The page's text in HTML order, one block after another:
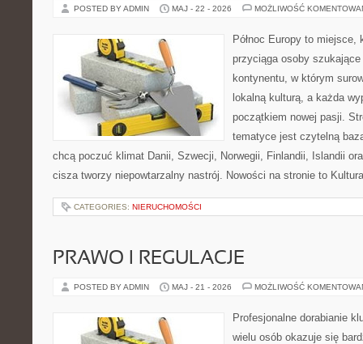
POSTED BY ADMIN MAJ - 22 - 2026 MOŻLIWOŚĆ
Północ Europy to miejsce,
przyciąga osoby
kontynentu, w którym
lokalną kulturą, a każda
początkiem nowej pasji.
tematyce jest czytelną
chcą poczuć klimat Danii, Szwecji, Norwegii, Finlandii, Islandii
cisza tworzy niepowtarzalny nastrój. Nowości na stronie to
CATEGORIES: NIERUCHOMOŚCI
PRAWO I REGULACJE
POSTED BY ADMIN MAJ - 21 - 2026 MOŻLIWOŚĆ
Profesjonalne dorabianie
wielu osób okazuje się